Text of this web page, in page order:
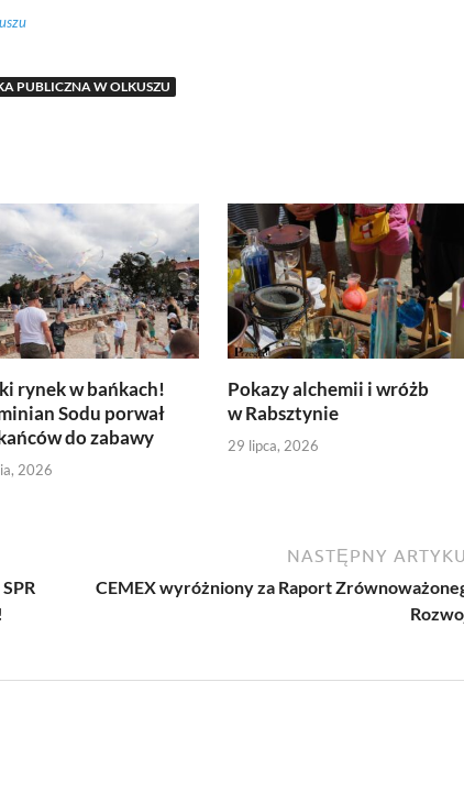
PUBLICZNA W OLKUSZU
rynek w bańkach!
Sodu porwał
do zabawy
2026
Pokazy alchemii i wróżb
w Rabsztynie
29 lipca, 2026
NASTĘPNY
CEMEX wyróżniony za Raport